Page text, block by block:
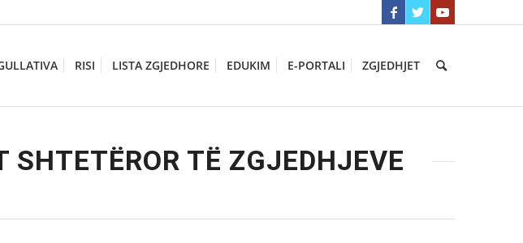
RISI LISTA ZGJEDHORE EDUKIM E-PORTALI ZGJEDHJET
TË ZGJEDHJEVE